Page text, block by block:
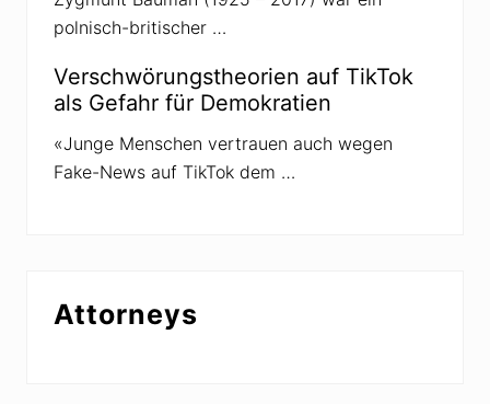
n
t
polnisch-britischer …
Verschwörungstheorien auf TikTok
als Gefahr für Demokratien
«Junge Menschen vertrauen auch wegen
Fake-News auf TikTok dem …
Attorneys